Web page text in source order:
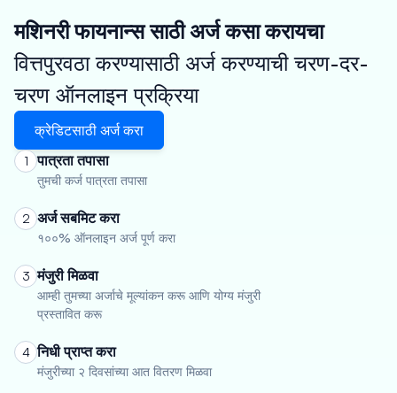
मशिनरी फायनान्स साठी अर्ज कसा करायचा
वित्तपुरवठा करण्यासाठी अर्ज करण्याची चरण-दर-
चरण ऑनलाइन प्रक्रिया
क्रेडिटसाठी अर्ज करा
1 पात्रता तपासा
तुमची कर्ज पात्रता तपासा
2 अर्ज सबमिट करा
१००% ऑनलाइन अर्ज पूर्ण करा
3 मंजुरी मिळवा
आम्ही तुमच्या अर्जाचे मूल्यांकन करू आणि योग्य मंजुरी
प्रस्तावित करू
4 निधी प्राप्त करा
मंजुरीच्या २ दिवसांच्या आत वितरण मिळवा